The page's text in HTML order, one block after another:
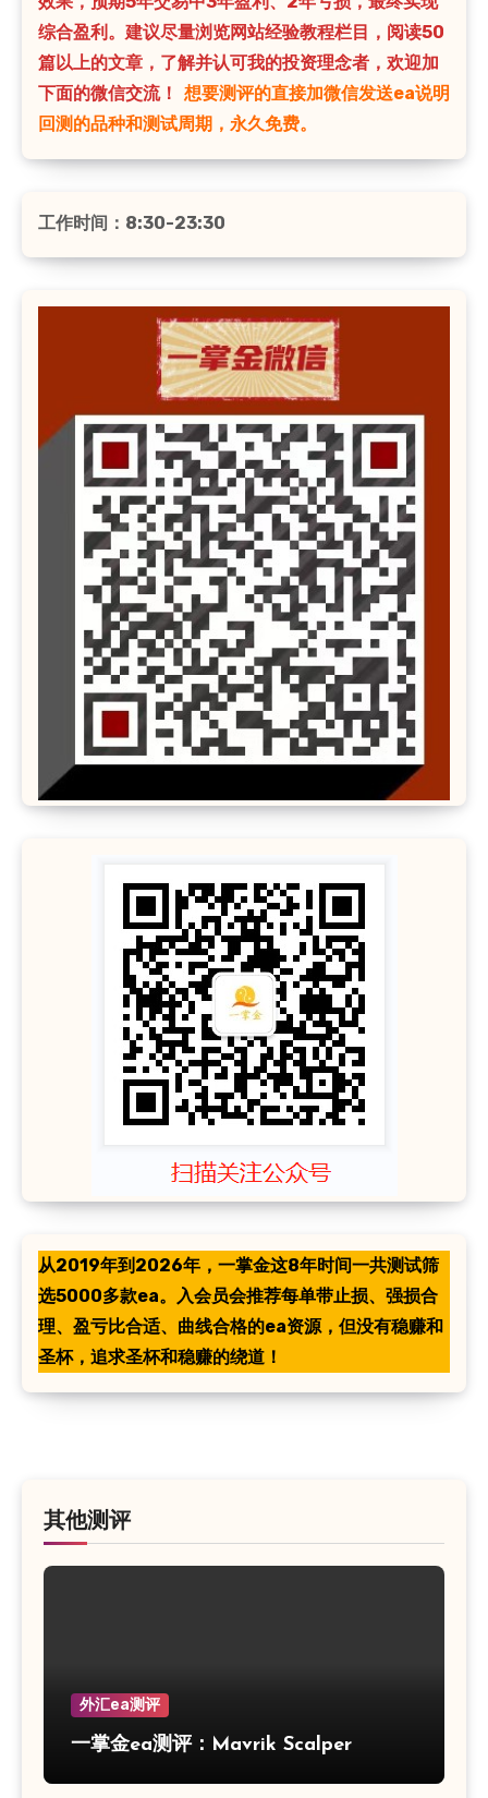
综合盈利。建议尽量浏览网站经验教程栏目，阅读50
篇以上的文章，了解并认可我的投资理念者，欢迎加
下面的微信交流！
想要测评的直接加微信发送ea说明
回测的品种和测试周期，永久免费。
工作时间：8:30-23:30
从2019年到2026年，一掌金这8年时间一共测试筛
选5000多款ea。入会员会推荐每单带止损、强损合
理、盈亏比合适、曲线合格的ea资源，但没有稳赚和
圣杯，追求圣杯和稳赚的绕道！
其他测评
外汇ea测评
一掌金ea测评：Mavrik Scalper